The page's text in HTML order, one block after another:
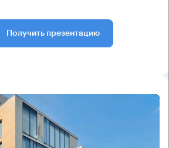
Получить презентацию